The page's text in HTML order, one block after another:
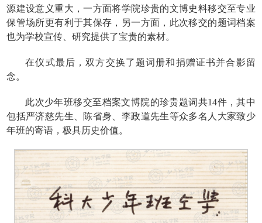
源建设意义重大，一方面将学院珍贵的文博史料移交至专业
保管场所更有利于其保存，另一方面，此次移交的题词档案
也为学校宣传、研究提供了宝贵的素材。
在仪式最后，双方交换了题词册和捐赠证书并合影留
念。
此次少年班移交至档案文博院的珍贵题词共14件，其中
包括严济慈先生、陈省身、李政道先生等众多名人大家致少
年班的寄语，极具历史价值。